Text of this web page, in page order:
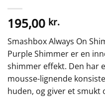
195,00 kr.
Smashbox Always On
Purple Shimmer er en
shimmer effekt. Den har
mousse-lignende
huden, og giver et smukt